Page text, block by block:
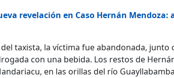
revelación en Caso Hernán
taxista, la víctima fue abandonada,
con una bebida. Los restos de
en las orillas del río